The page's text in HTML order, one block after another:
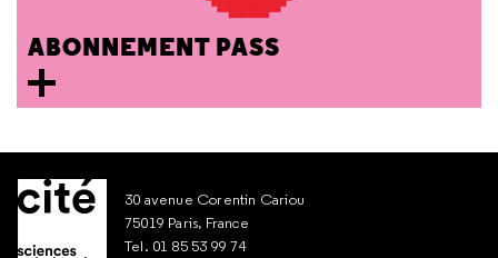
ABONNEMENT PASS
30 avenue Corentin Cariou
75019 Paris, France
Tel. 01 85 53 99 74